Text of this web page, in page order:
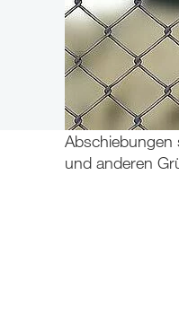
Abschiebungen
und anderen